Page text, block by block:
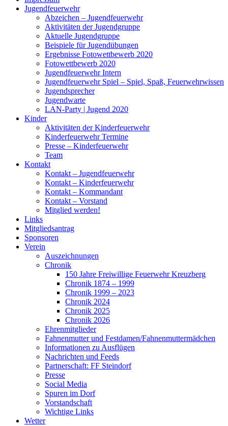
Jugendfeuerwehr
Abzeichen – Jugendfeuerwehr
Aktivitäten der Jugendgruppe
Aktuelle Jugendgruppe
Beispiele für Jugendübungen
Ergebnisse Fotowettbewerb 2020
Fotowettbewerb 2020
Jugendfeuerwehr Intern
Jugendfeuerwehr Spiel – Spiel, Spaß, Feuerwehrwissen
Jugendsprecher
Jugendwarte
LAN-Party | Jugend 2020
Kinder
Aktivitäten der Kinderfeuerwehr
Kinderfeuerwehr Termine
Presse – Kinderfeuerwehr
Team
Kontakt
Kontakt – Jugendfeuerwehr
Kontakt – Kinderfeuerwehr
Kontakt – Kommandant
Kontakt – Vorstand
Mitglied werden!
Links
Mitgliedsantrag
Sponsoren
Verein
Auszeichnungen
Chronik
150 Jahre Freiwillige Feuerwehr Kreuzberg
Chronik 1874 – 1999
Chronik 1999 – 2023
Chronik 2024
Chronik 2025
Chronik 2026
Ehrenmitglieder
Fahnenmutter und Festdamen/Fahnenmuttermädchen
Informationen zu Ausflügen
Nachrichten und Feeds
Partnerschaft: FF Steindorf
Presse
Social Media
Spuren im Dorf
Vorstandschaft
Wichtige Links
Wetter